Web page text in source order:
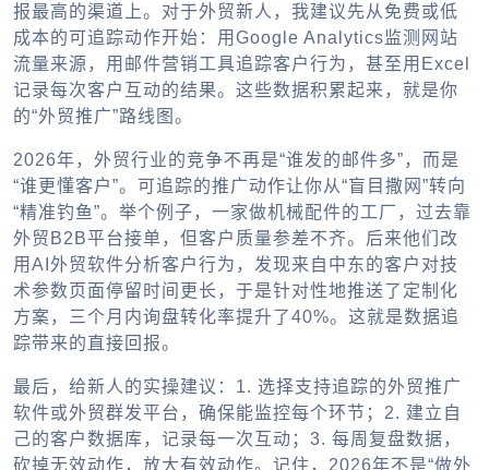
报最高的渠道上。对于外贸新人，我建议先从免费或低
成本的可追踪动作开始：用Google Analytics监测网站
流量来源，用邮件营销工具追踪客户行为，甚至用Excel
记录每次客户互动的结果。这些数据积累起来，就是你
的“外贸推广”路线图。
2026年，外贸行业的竞争不再是“谁发的邮件多”，而是
“谁更懂客户”。可追踪的推广动作让你从“盲目撒网”转向
“精准钓鱼”。举个例子，一家做机械配件的工厂，过去靠
外贸B2B平台接单，但客户质量参差不齐。后来他们改
用AI外贸软件分析客户行为，发现来自中东的客户对技
术参数页面停留时间更长，于是针对性地推送了定制化
方案，三个月内询盘转化率提升了40%。这就是数据追
踪带来的直接回报。
最后，给新人的实操建议：1. 选择支持追踪的外贸推广
软件或外贸群发平台，确保能监控每个环节；2. 建立自
己的客户数据库，记录每一次互动；3. 每周复盘数据，
砍掉无效动作，放大有效动作。记住，2026年不是“做外